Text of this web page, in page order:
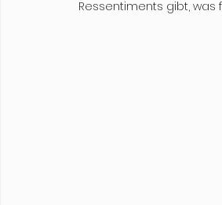
Ressentiments gibt,